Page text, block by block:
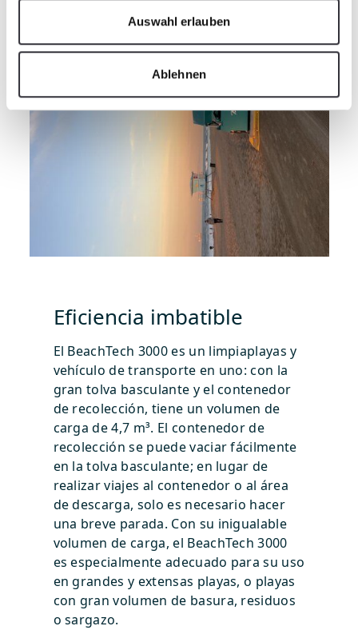
Auswahl erlauben
Ablehnen
Eficiencia imbatible
El BeachTech 3000 es un limpiaplayas y
vehículo de transporte en uno: con la
gran tolva basculante y el contenedor
de recolección, tiene un volumen de
carga de 4,7 m³. El contenedor de
recolección se puede vaciar fácilmente
en la tolva basculante; en lugar de
realizar viajes al contenedor o al área
de descarga, solo es necesario hacer
una breve parada. Con su inigualable
volumen de carga, el BeachTech 3000
es especialmente adecuado para su uso
en grandes y extensas playas, o playas
con gran volumen de basura, residuos
o sargazo.